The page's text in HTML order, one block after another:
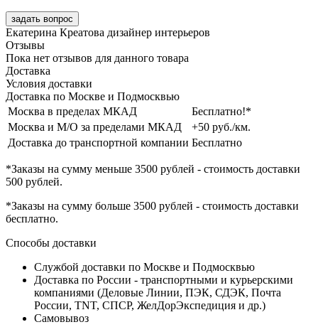
задать вопрос
Екатерина Креатова дизайнер интерьеров
Отзывы
Пока нет отзывов для данного товара
Доставка
Условия доставки
Доставка по Москве и Подмосквью
Москва в пределах МКАД
Бесплатно!*
Москва и М/О за пределами МКАД
+50 руб./км.
Доставка до транспортной компании Бесплатно
*Заказы на сумму меньше 3500 рублей - стоимость доставки
500 рублей.
*Заказы на сумму больше 3500 рублей - стоимость доставки
бесплатно.
Способы доставки
Службой доставки по Москве и Подмосквью
Доставка по России - транспортными и курьерскими
компаниями (Деловые Линии, ПЭК, СДЭК, Почта
России, TNT, СПСР, ЖелДорЭкспедиция и др.)
Самовывоз